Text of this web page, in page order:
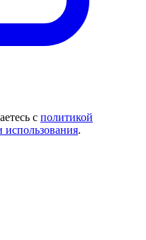
с политикой
использования.